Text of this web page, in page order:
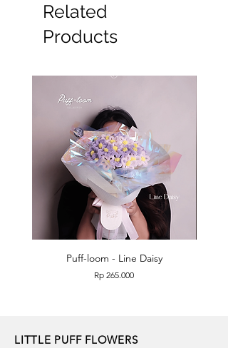
Related
Products
Puff-loom - Line Daisy
Price
Rp 265.000
LITTLE PUFF FLOWERS